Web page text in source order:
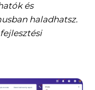
és
haladhatsz.